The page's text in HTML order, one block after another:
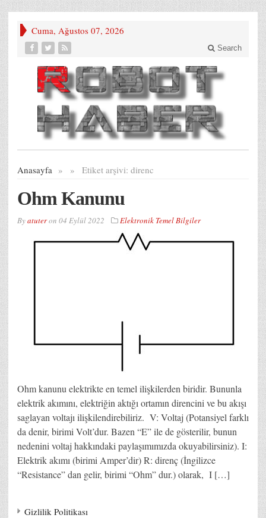
Cuma, Ağustos 07, 2026
Search
Anasayfa » Etiket arşivi:
» direnc
Ohm Kanunu
Byatuteron 04 Eylül 2022 Elektronik Temel Bilgiler
Ohm kanunu elektrikte en temel ilişkilerden biridir. Bununla
elektrik akımını, elektriğin aktığı ortamın direncini ve bu akışı
saglayan voltajı ilişkilendirebiliriz. V: Voltaj (Potansiyel farklı
da denir, birimi Volt’dur. Bazen “E” ile de gösterilir, bunun
nedenini voltaj hakkındaki paylaşımımızda okuyabilirsiniz). I:
Elektrik akımı (birimi Amper’dir) R: direnç (İngilizce
“Resistance” dan gelir, birimi “Ohm” dur.) olarak, I […]
Gizlilik Politikası